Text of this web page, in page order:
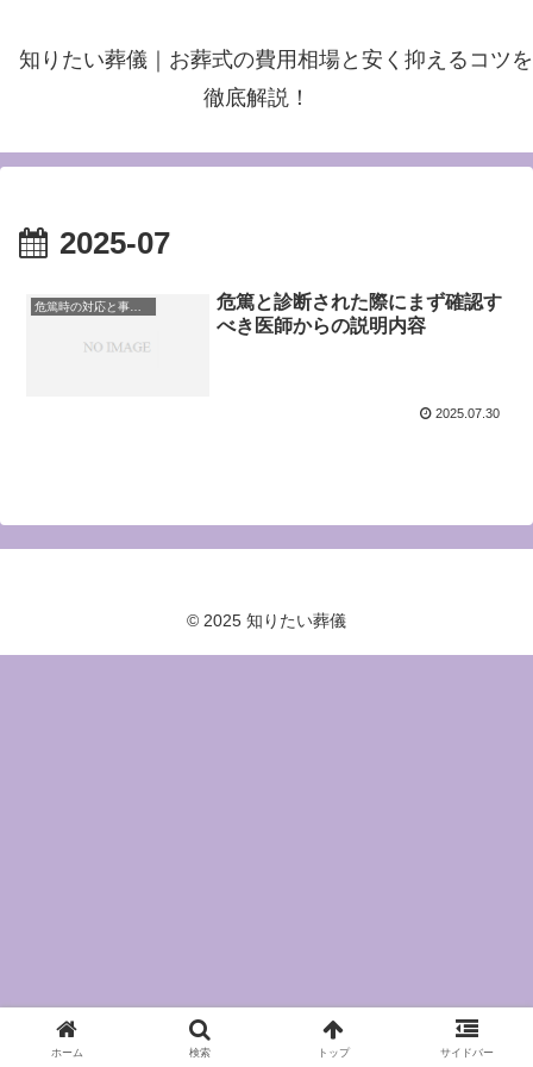
知りたい葬儀｜お葬式の費用相場と安く抑えるコツを
徹底解説！
2025-07
危篤時の対応と事前準備
危篤と診断された際にまず確認す
べき医師からの説明内容
2025.07.30
© 2025 知りたい葬儀
ホーム 検索 トップ サイドバー